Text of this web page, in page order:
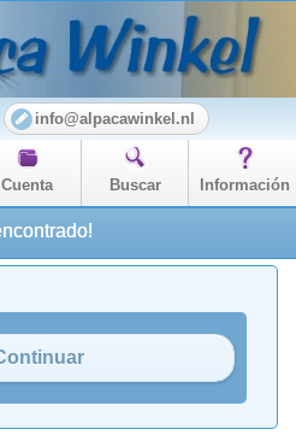
info@alpacawinkel.nl
Cuenta Buscar Información